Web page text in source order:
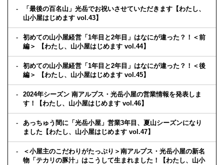
「最後の百名山」光岳でお祝いさせていただきます【わたし、
山小屋はじめます vol.43】
初めての山小屋経営「1年目と2年目」はなにが違った？！＜前
編＞ 【わたし、山小屋はじめます vol.44】
初めての山小屋経営「1年目と2年目」はなにが違った？！＜後
編＞ 【わたし、山小屋はじめます vol.45】
2024年シーズン 南アルプス・光岳小屋の営業情報を発表しま
す！【わたし、山小屋はじめます vol.46】
あっちゅう間に「光岳小屋」営業3年目、夏山シーズンになり
ました【わたし、山小屋はじめます vol.47】
＜小屋主のこだわりがたっぷり＞南アルプス・光岳小屋の新名
物「テカリの豚汁」はこうして生まれました！【わたし、山小